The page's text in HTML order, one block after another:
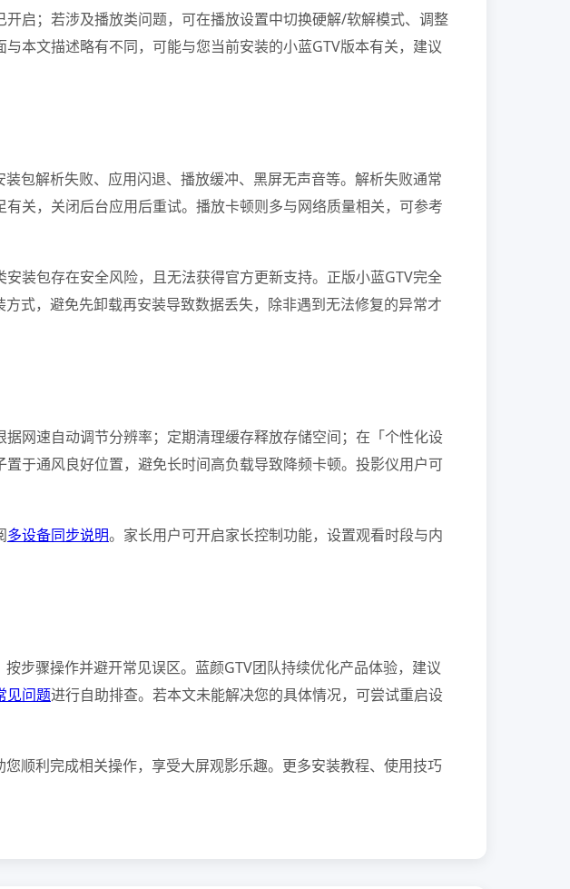
启；若涉及播放类问题，可在播放设置中切换硬解/软解模式、调整
本文描述略有不同，可能与您当前安装的小蓝GTV版本有关，建议
包解析失败、应用闪退、播放缓冲、黑屏无声音等。解析失败通常
关，关闭后台应用后重试。播放卡顿则多与网络质量相关，可参考
装包存在安全风险，且无法获得官方更新支持。正版小蓝GTV完全
式，避免先卸载再安装导致数据丢失，除非遇到无法修复的异常才
网速自动调节分辨率；定期清理缓存释放存储空间；在「个性化设
于通风良好位置，避免长时间高负载导致降频卡顿。投影仪用户可
多设备同步说明。家长用户可开启家长控制功能，设置观看时段与内
步骤操作并避开常见误区。蓝颜GTV团队持续优化产品体验，建议
见问题进行自助排查。若本文未能解决您的具体情况，可尝试重启设
顺利完成相关操作，享受大屏观影乐趣。更多安装教程、使用技巧